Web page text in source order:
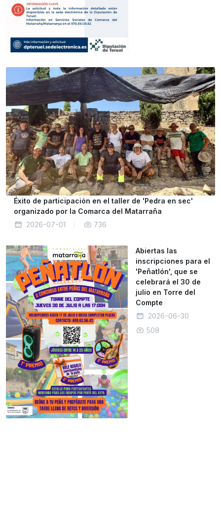
Éxito de participación en el taller de 'Pedra en sec'
organizado por la Comarca del Matarraña
2026-07-01
736
Abiertas las
inscripciones para el
'Peñatlón', que se
celebrará el 30 de
julio en Torre del
Compte
2026-06-30
508